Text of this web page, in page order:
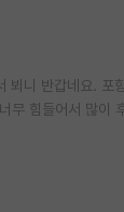
니 반갑네요.
무 힘들어서 많이